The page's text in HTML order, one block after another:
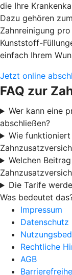
die Ihre
Dazu gehören
Zahnreinigung
Kunststoff-
einfach Ihrem
Jetzt online
FAQ zur
Wer kann eine
abschließen?
Wie
Welchen
Die Tarife
Was bedeutet
Impressum
Datenschutz
Rechtliche
AGB